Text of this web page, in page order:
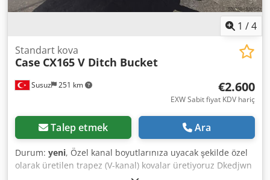
1 /4
Susuz 251 km
Standart kova
Case CX165 V Ditch Bucket
€2.600
EXW Sabit fiyat KDV hariç
Talep etmek Ara
Durum: yeni, Özel kanal boyutlarınıza uyacak şekilde özel
olarak üretilen trapez (V-kanal) kovalar üretiyoruz Dkedjwn